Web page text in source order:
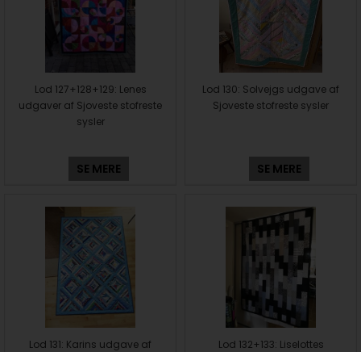
Lod 127+128+129: Lenes
udgaver af Sjoveste stofreste
sysler
SE MERE
Lod 130: Solvejgs udgave af
Sjoveste stofreste sysler
SE MERE
Lod 131: Karins udgave af
Lod 132+133: Liselottes